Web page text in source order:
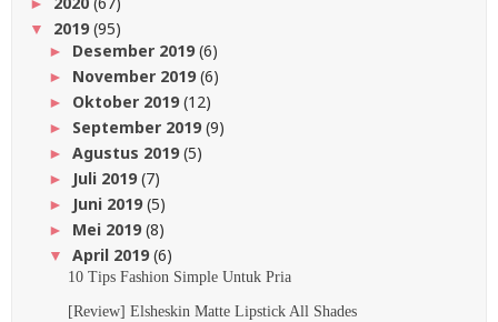
▼ 2019(95)
► Desember 2019(6)
► November 2019(6)
► Oktober 2019(12)
► September 2019(9)
► Agustus 2019(5)
► Juli 2019(7)
► Juni 2019(5)
► Mei 2019(8)
▼ April 2019(6)
10 Tips Fashion Simple Untuk Pria
[Review] Elsheskin Matte Lipstick All Shades